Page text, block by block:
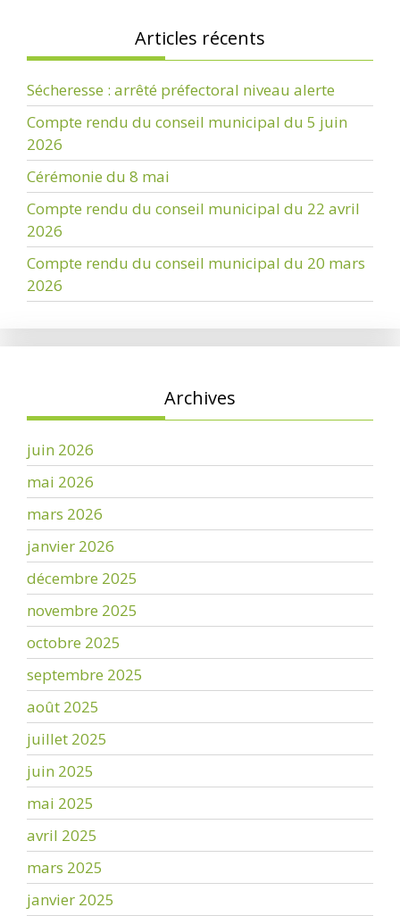
Articles récents
Sécheresse : arrêté préfectoral niveau alerte
Compte rendu du conseil municipal du 5 juin
2026
Cérémonie du 8 mai
Compte rendu du conseil municipal du 22 avril
2026
Compte rendu du conseil municipal du 20 mars
2026
Archives
juin 2026
mai 2026
mars 2026
janvier 2026
décembre 2025
novembre 2025
octobre 2025
septembre 2025
août 2025
juillet 2025
juin 2025
mai 2025
avril 2025
mars 2025
janvier 2025